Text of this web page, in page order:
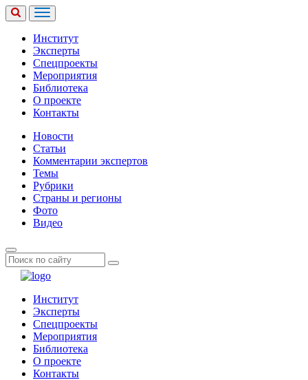
Институт
Эксперты
Спецпроекты
Мероприятия
Библиотека
О проекте
Контакты
Новости
Статьи
Комментарии экспертов
Темы
Рубрики
Страны и регионы
Фото
Видео
Институт
Эксперты
Спецпроекты
Мероприятия
Библиотека
О проекте
Контакты